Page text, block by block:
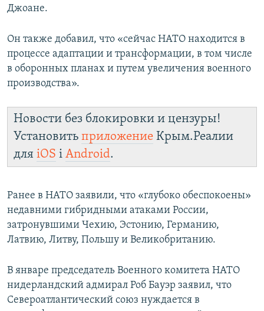
Джоане.
Он также добавил, что «сейчас НАТО находится в
процессе адаптации и трансформации, в том числе
в оборонных планах и путем увеличения военного
производства».
Новости без блокировки и цензуры!
Установить приложение Крым.Реалии
для iOS і Android.
Ранее в НАТО заявили, что «глубоко обеспокоены»
недавними гибридными атаками России,
затронувшими Чехию, Эстонию, Германию,
Латвию, Литву, Польшу и Великобританию.
В январе председатель Военного комитета НАТО
нидерландский адмирал Роб Бауэр заявил, что
Североатлантический союз нуждается в